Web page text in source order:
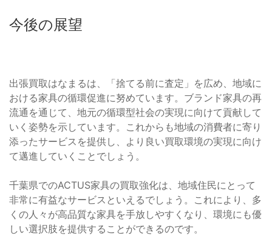
今後の展望
出張買取はなまるは、「捨てる前に査定」を広め、地域に
おける家具の循環促進に努めています。ブランド家具の再
流通を通じて、地元の循環型社会の実現に向けて貢献して
いく姿勢を示しています。これからも地域の消費者に寄り
添ったサービスを提供し、より良い買取環境の実現に向け
て邁進していくことでしょう。
千葉県でのACTUS家具の買取強化は、地域住民にとって
非常に有益なサービスといえるでしょう。これにより、多
くの人々が高品質な家具を手放しやすくなり、環境にも優
しい選択肢を提供することができるのです。